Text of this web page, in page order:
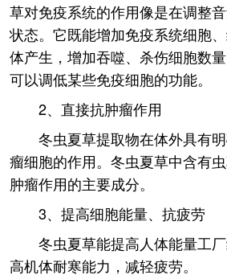
草对免疫系统的作用像是在调整
状态。它既能增加免疫系统细胞
体产生，增加吞噬、杀伤细胞数
可以调低某些免疫细胞的功能。
2、直接抗肿瘤作用
冬虫夏草提取物在体外具有
瘤细胞的作用。冬虫夏草中含有
肿瘤作用的主要成分。
3、提高细胞能量、抗疲劳
冬虫夏草能提高人体能量工
高机体耐寒能力，减轻疲劳。